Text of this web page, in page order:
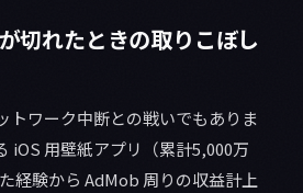
切れたときの取りこぼし
トワーク中断との戦いでもありま
iOS 用壁紙アプリ（累計5,000万
経験から AdMob 周りの収益計上